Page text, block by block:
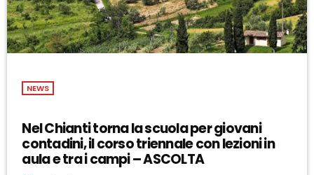
NEWS
Nel Chianti torna la scuola per giovani
contadini, il corso triennale con lezioni in
aula e tra i campi – ASCOLTA